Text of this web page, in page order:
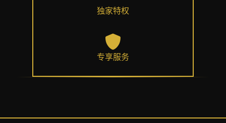
独家特权
专享服务